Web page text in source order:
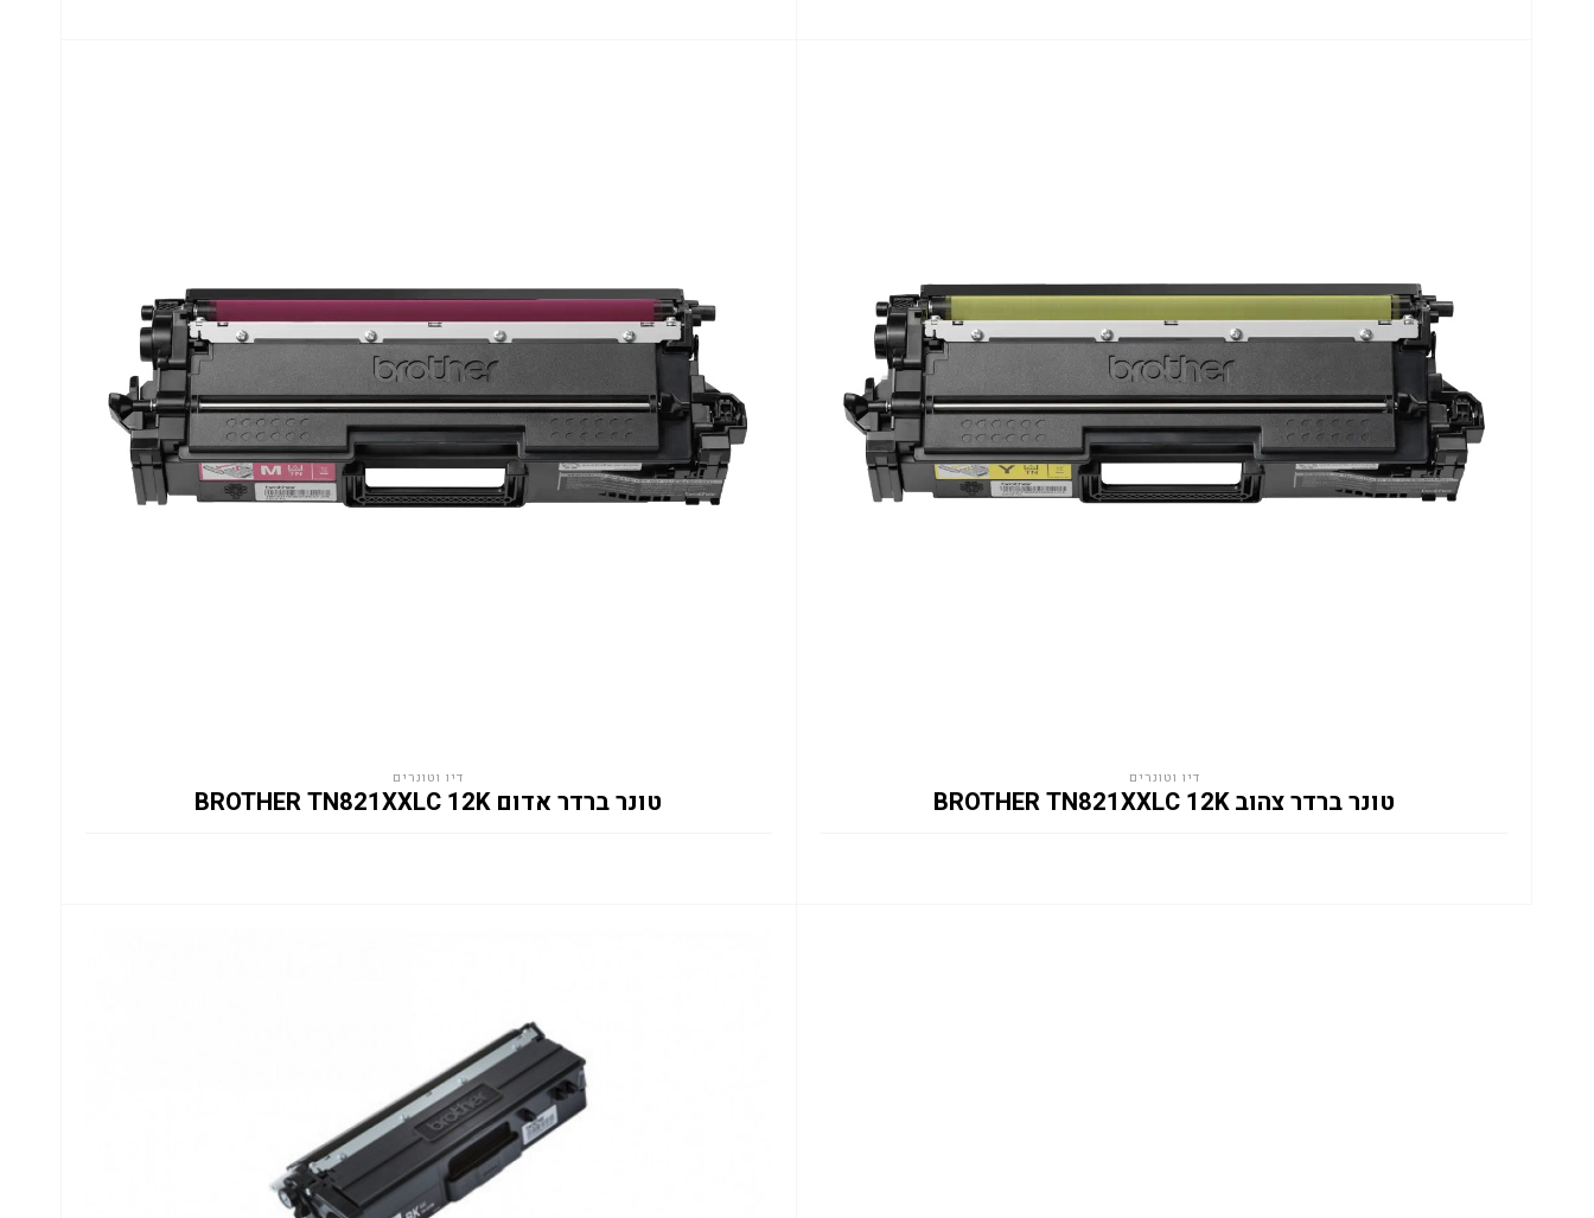
דיו וטונרים
טונר ברדר אדום BROTHER TN821XXLC 12K
דיו וטונרים
טונר ברדר צהוב BROTHER TN821XXLC 12K